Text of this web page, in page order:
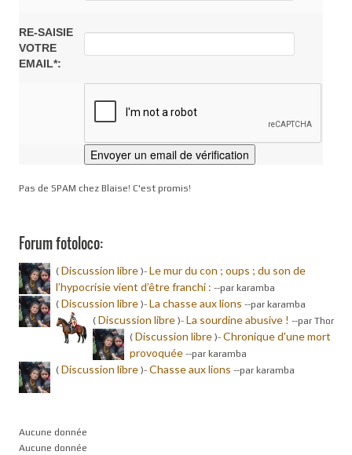
RE-SAISIE
VOTRE
EMAIL*:
Pas de SPAM chez Blaise! C'est promis!
Forum fotoloco:
( Discussion libre )- Le mur du con ; oups ; du son de
l’hypocrisie vient d’être franchi : --par karamba
( Discussion libre )- La chasse aux lions --par karamba
( Discussion libre )- La sourdine abusive ! --par Thor
( Discussion libre )- Chronique d'une mort
provoquée --par karamba
( Discussion libre )- Chasse aux lions --par karamba
Aucune donnée
Aucune donnée